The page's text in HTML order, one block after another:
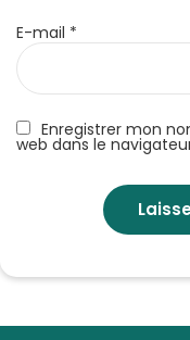
Enregistrer mon
web dans le
E-mail *